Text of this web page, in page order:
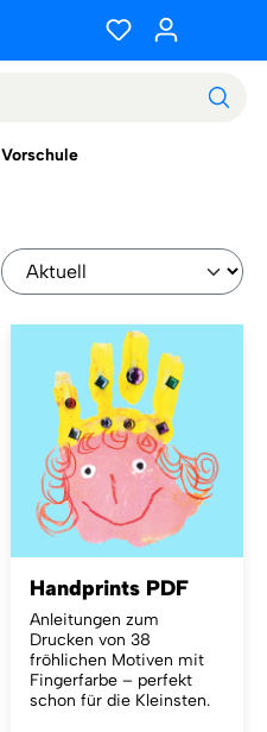
Vorschule
Handprints PDF
Anleitungen zum
Drucken von 38
fröhlichen Motiven mit
Fingerfarbe – perfekt
schon für die Kleinsten.